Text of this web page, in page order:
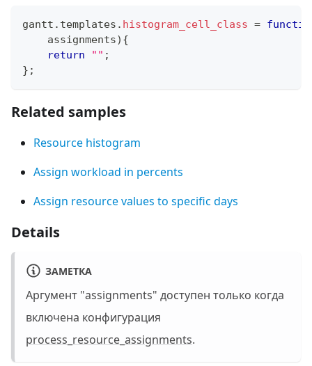
gantt . templates . histogram_cell_class =
    assignments
) {
return
"" ;
} ;
Related samples
Resource histogram
Assign workload in percents
Assign resource values to specific days
Details
ЗАМЕТКА
Аргумент "assignments" доступен только когда
включена конфигурация
process_resource_assignments.